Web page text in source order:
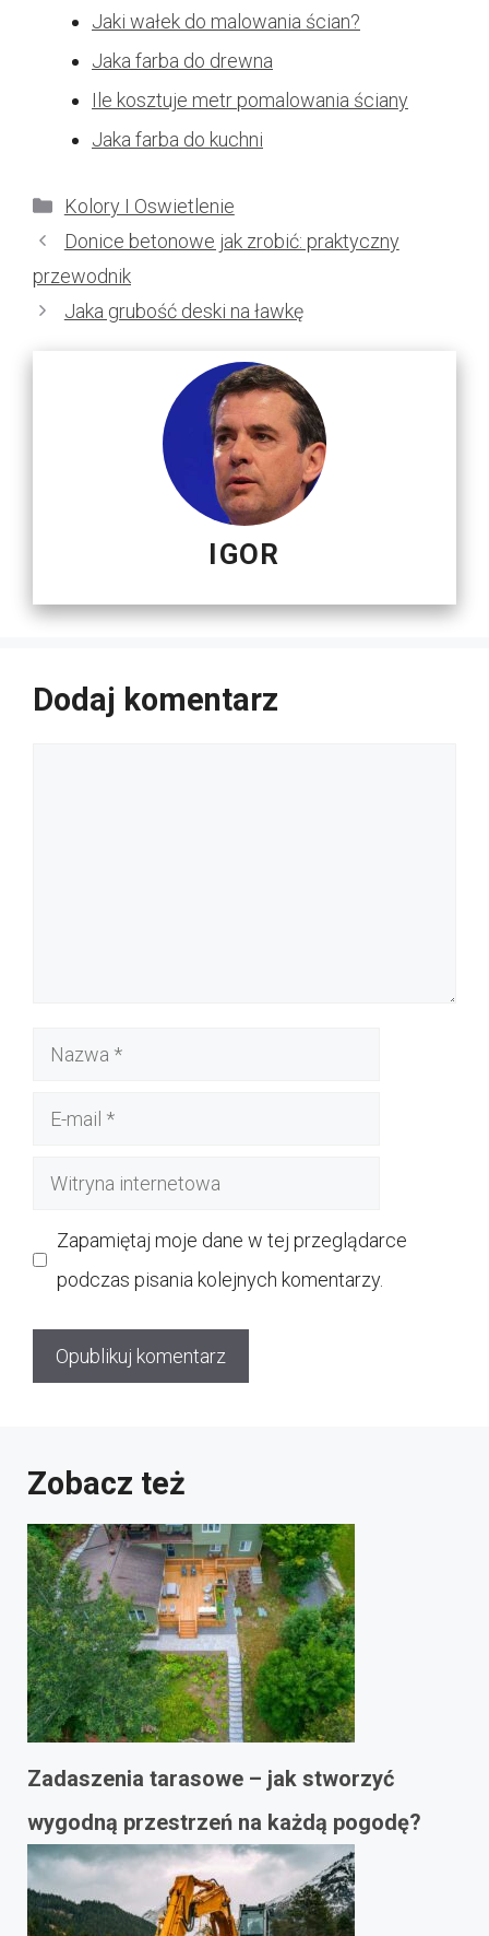
Jaki wałek do malowania ścian?
Jaka farba do drewna
Ile kosztuje metr pomalowania ściany
Jaka farba do kuchni
Kategorie
Kolory I Oswietlenie
Donice betonowe jak zrobić: praktyczny
przewodnik
Jaka grubość deski na ławkę
IGOR
Dodaj komentarz
Nazwa
Witryna
Zapamiętaj moje dane w tej przeglądarce
podczas pisania kolejnych komentarzy.
Zobacz też
Zadaszenia tarasowe – jak stworzyć
wygodną przestrzeń na każdą pogodę?